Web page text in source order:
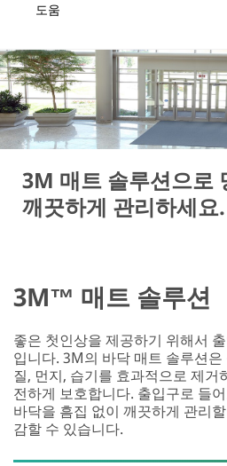
도움
3M 매트 솔루션으로
깨끗하게 관리하세요.
3M™ 매트 솔루션
좋은 첫인상을 제공하기 위해서
입니다. 3M의 바닥 매트 솔루션
질, 먼지, 습기를 효과적으로 제거
전하게 보호합니다. 출입구로 들
바닥을 흠집 없이 깨끗하게 관리
감할 수 있습니다.